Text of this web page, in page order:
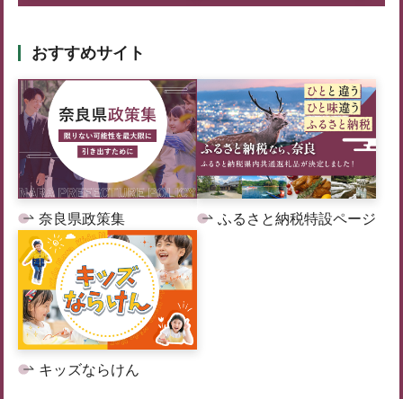
おすすめサイト
奈良県政策集 ふるさと納税特設ページ
キッズならけん